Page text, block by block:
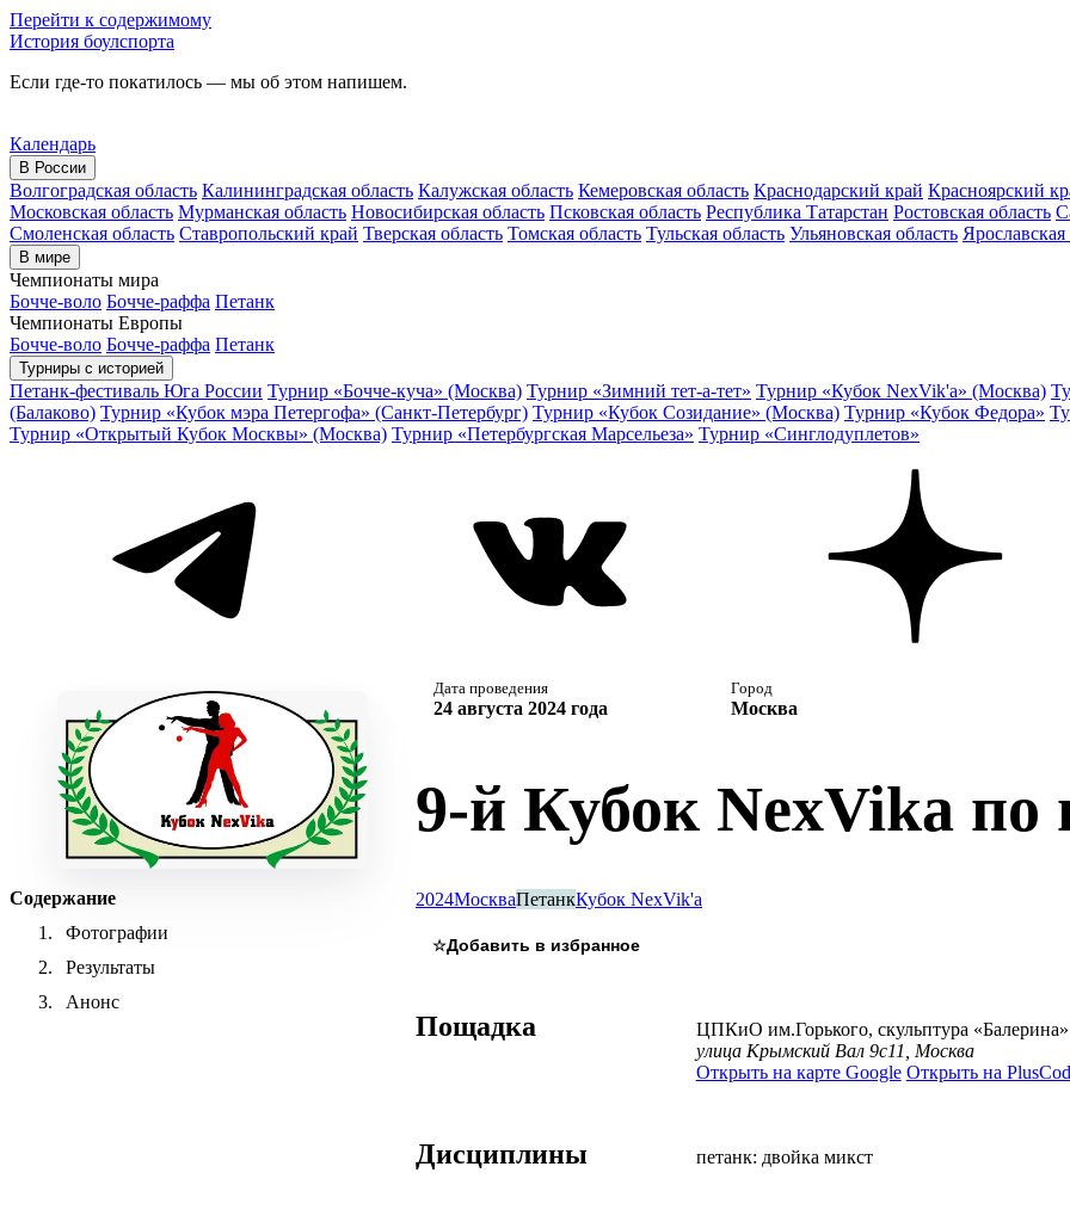
Перейти к содержимому
История боулспорта
Если где-то покатилось — мы об этом напишем.
Календарь
В России
Волгоградская область Калининградская область Калужская область Кемеровская область Краснодарский край Красноярский
Московская область Мурманская область Новосибирская область Псковская область Республика Татарстан Ростовская область
Смоленская область Ставропольский край Тверская область Томская область Тульская область Ульяновская область Ярославская
В мире
Чемпионаты мира
Бочче-воло Бочче-раффа Петанк
Чемпионаты Европы
Бочче-воло Бочче-раффа Петанк
Турниры с историей
Петанк-фестиваль Юга России Турнир «Бочче-куча» (Москва) Турнир «Зимний тет-а-тет» Турнир «Кубок NexVik'a» (Москва)
(Балаково) Турнир «Кубок мэра Петергофа» (Санкт-Петербург) Турнир «Кубок Созидание» (Москва) Турнир «Кубок Федора»
Турнир «Открытый Кубок Москвы» (Москва) Турнир «Петербургская Марсельеза» Турнир «Синглодуплетов»
Содержание
Фотографии
Результаты
Анонс
Дата проведения
24 августа 2024 года
Город
Москва
9-й Кубок NexVika по
2024МоскваПетанкКубок NexVik'a
☆
Пощадка
ЦПКиО им.Горького, скульптура «Балерина»
улица Крымский Вал 9с11, Москва
Открыть на карте Google Открыть на
Дисциплины петанк: двойка микст